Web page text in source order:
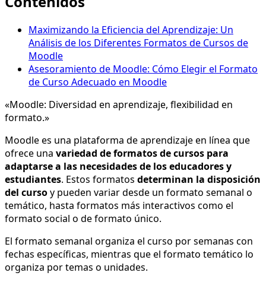
Maximizando la Eficiencia del Aprendizaje: Un
Análisis de los Diferentes Formatos de Cursos de
Moodle
Asesoramiento de Moodle: Cómo Elegir el Formato
de Curso Adecuado en Moodle
«Moodle: Diversidad en aprendizaje, flexibilidad en
formato.»
Moodle es una plataforma de aprendizaje en línea que
ofrece una variedad de formatos de cursos para
adaptarse a las necesidades de los educadores y
estudiantes. Estos formatos determinan la disposición
del cursoy pueden variar desde un formato semanal o
temático, hasta formatos más interactivos como el
formato social o de formato único.
El formato semanal organiza el curso por semanas con
fechas específicas, mientras que el formato temático lo
organiza por temas o unidades.